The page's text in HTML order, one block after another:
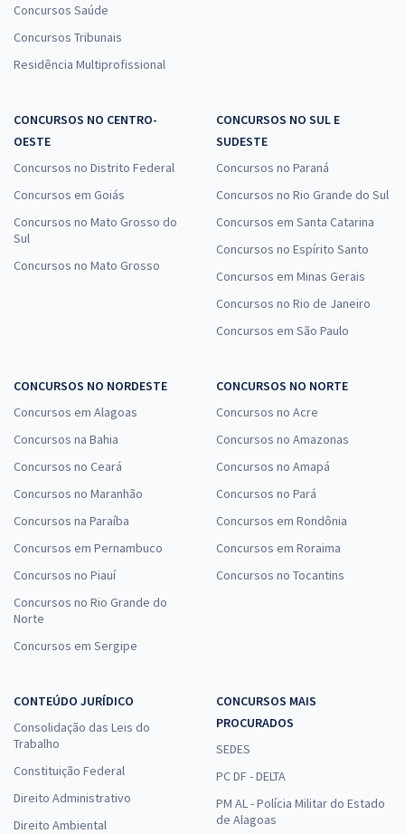
Concursos Saúde
Concursos Tribunais
Residência Multiprofissional
CONCURSOS NO CENTRO-
OESTE
Concursos no Distrito Federal
Concursos em Goiás
Concursos no Mato Grosso do
Sul
Concursos no Mato Grosso
CONCURSOS NO SUL E
SUDESTE
Concursos no Paraná
Concursos no Rio Grande do Sul
Concursos em Santa Catarina
Concursos no Espírito Santo
Concursos em Minas Gerais
Concursos no Rio de Janeiro
Concursos em São Paulo
CONCURSOS NO NORDESTE
Concursos em Alagoas
Concursos na Bahia
Concursos no Ceará
Concursos no Maranhão
Concursos na Paraíba
Concursos em Pernambuco
Concursos no Piauí
Concursos no Rio Grande do
Norte
Concursos em Sergipe
CONCURSOS NO NORTE
Concursos no Acre
Concursos no Amazonas
Concursos no Amapá
Concursos no Pará
Concursos em Rondônia
Concursos em Roraima
Concursos no Tocantins
CONTEÚDO JURÍDICO
Consolidação das Leis do
Trabalho
Constituição Federal
Direito Administrativo
Direito Ambiental
CONCURSOS MAIS
PROCURADOS
SEDES
PC DF - DELTA
PM AL - Polícia Militar do Estado
de Alagoas